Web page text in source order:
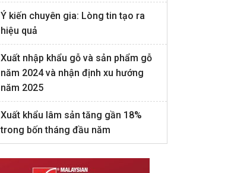
Ý kiến chuyên gia: Lòng tin tạo ra
hiệu quả
Xuất nhập khẩu gỗ và sản phẩm gỗ
năm 2024 và nhận định xu hướng
năm 2025
Xuất khẩu lâm sản tăng gần 18%
trong bốn tháng đầu năm